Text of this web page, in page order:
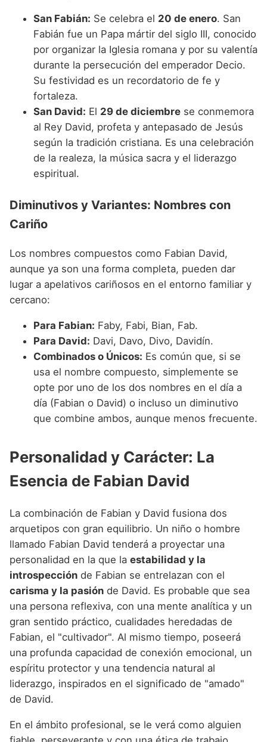
San Fabián: Se celebra el 20 de enero. San
Fabián fue un Papa mártir del siglo III, conocido
por organizar la Iglesia romana y por su valentía
durante la persecución del emperador Decio.
Su festividad es un recordatorio de fe y
fortaleza.
San David: El 29 de diciembre se conmemora
al Rey David, profeta y antepasado de Jesús
según la tradición cristiana. Es una celebración
de la realeza, la música sacra y el liderazgo
espiritual.
Diminutivos y Variantes: Nombres con
Cariño
Los nombres compuestos como Fabian David,
aunque ya son una forma completa, pueden dar
lugar a apelativos cariñosos en el entorno familiar y
cercano:
Para Fabian: Faby, Fabi, Bian, Fab.
Para David: Davi, Davo, Divo, Davidín.
Combinados o Únicos: Es común que, si se
usa el nombre compuesto, simplemente se
opte por uno de los dos nombres en el día a
día (Fabian o David) o incluso un diminutivo
que combine ambos, aunque menos frecuente.
Personalidad y Carácter: La
Esencia de Fabian David
La combinación de Fabian y David fusiona dos
arquetipos con gran equilibrio. Un niño o hombre
llamado Fabian David tenderá a proyectar una
personalidad en la que la estabilidad y la
introspección de Fabian se entrelazan con el
carisma y la pasión de David. Es probable que sea
una persona reflexiva, con una mente analítica y un
gran sentido práctico, cualidades heredadas de
Fabian, el "cultivador". Al mismo tiempo, poseerá
una profunda capacidad de conexión emocional, un
espíritu protector y una tendencia natural al
liderazgo, inspirados en el significado de "amado"
de David.
En el ámbito profesional, se le verá como alguien